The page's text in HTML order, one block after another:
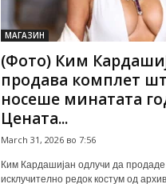
МАГАЗИН
(Фото) Ким
продава комплет
носеше минатата
Цената...
March 31, 2026 во 7:56
Ким Кардашијан одлучи да продаде
исклучително редок костум од